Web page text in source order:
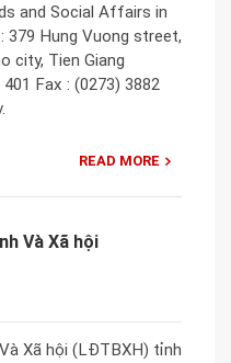
and Social Affairs in
379 Hung Vuong street,
city, Tien Giang
Fax : (0273) 3882
READ MORE
Và Xã hội
Xã hội (LĐTBXH) tỉnh